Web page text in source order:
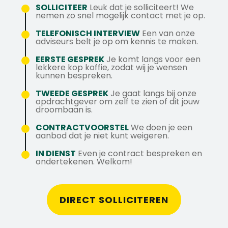
Uitvoeren van preventief onderhoud om
stilstand te voorkomen en machines in
optimale conditie te houden.
Bijhouden van administratie, rapporteren
van verbeterpunten en zorgen voor een
overzichtelijke technische documentatie.
persoonlijke groei, samenwerking en het
continu verbeteren van processen en
mensen.
rechterhanden en een oplossingsgerichte
manier van denken.
Veilig werken is voor jou vanzelfsprekend,
zeker binnen een productieomgeving met
chemische processen.
Meer weten over deze vacature? Neem
contact op met Stan via 076 206 10 00 of
stuur een WhatsApp-bericht naar 06 43
29 27 65.
SOLLICITEER Leuk dat je solliciteert! We
nemen zo snel mogelijk contact met je op.
TELEFONISCH INTERVIEW Een van onze
adviseurs belt je op om kennis te maken.
EERSTE GESPREKJe komt langs voor een
lekkere kop koffie, zodat wij je wensen
kunnen bespreken.
TWEEDE GESPREKJe gaat langs bij onze
opdrachtgever om zelf te zien of dit jouw
droombaan is.
CONTRACTVOORSTELWe doen je een
aanbod dat je niet kunt weigeren.
IN DIENST Even je contract bespreken en
ondertekenen. Welkom!
DIRECT SOLLICITEREN